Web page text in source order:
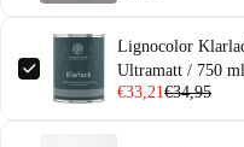
Lignocolor
Ultramatt / 750 ml
€33,21€34,95